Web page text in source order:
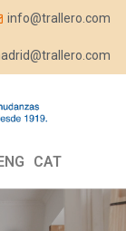
info@trallero.com
ENG CAT